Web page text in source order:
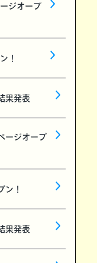
ジオープ
！
果発表
ージオープ
ン！
果発表